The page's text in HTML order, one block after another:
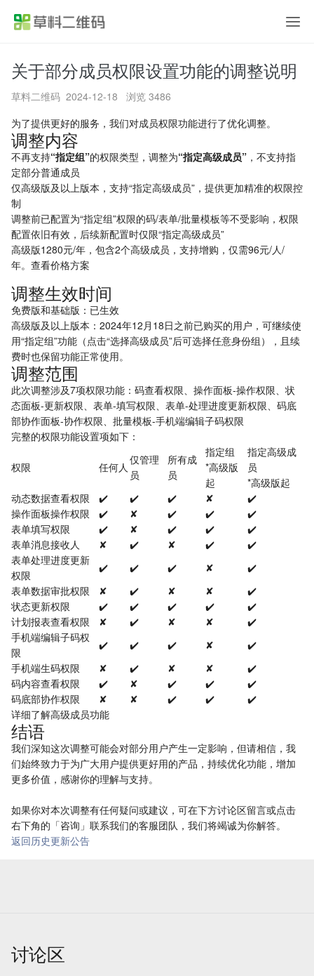
首页
产品功能
应用方案
行业案例
价格
帮助中心
关于草料
微信小程序体验感更佳，使用全部功能请前往电脑端
前往小程序
关于部分成员权限设置功能的调整说明
草料二维码 2024-12-18 浏览 3486
为了提供更好的服务，我们对成员权限功能进行了优化调整。
调整内容
不再支持“指定组”的权限类型，调整为“指定高级成员” ，不支持指
定部分普通成员
仅高级版及以上版本，支持“指定高级成员”，提供更加精准的权限控
制
调整前已配置为“指定组”权限的码/表单/批量模板等不受影响，权限
配置依旧有效，后续新配置时仅限“指定高级成员”
高级版1280元/年，包含2个高级成员，支持增购，仅需96元/人/
年。 查看价格方案
调整生效时间
免费版和基础版：已生效
高级版及以上版本：2024年12月18日之前已购买的用户，可继续使
用“指定组”功能（点击“选择高级成员”后可选择任意身份组），且续
费时也保留功能正常使用。
调整范围
此次调整涉及7项权限功能：码查看权限、操作面板-操作权限、状
态面板-更新权限、表单-填写权限、表单-处理进度更新权限、码底
部协作面板-协作权限、批量模板-手机端编辑子码权限
完整的权限功能设置项如下：
权限 任何人
仅管理
员
所有成
员
指定组
*高级版
起
指定高级成
员
*高级版起
动态数据查看权限
✔️ ✔️ ✔️ ✘
✔️
操作面板操作权限
✔️ ✘ ✔️ ✔️
✔️
表单填写权限
✔️ ✘ ✔️ ✔️
✔️
表单消息接收人
✘ ✔️ ✘ ✔️
✔️
表单处理进度更新
权限
✔️ ✔️ ✔️ ✘
✔️
表单数据审批权限
✘ ✔️ ✘ ✘
✔️
状态更新权限
✔️ ✔️ ✔️ ✔️
✔️
计划报表查看权限
✘ ✔️ ✘ ✘
✔️
手机端编辑子码权
限
✔️ ✔️ ✔️ ✘
✔️
手机端生码权限
✘ ✔️ ✘ ✘
✔️
码内容查看权限
✔️ ✘ ✔️ ✔️
✔️
码底部协作权限
✘ ✘ ✔️ ✔️
✔️
详细了解高级成员功能
结语
我们深知这次调整可能会对部分用户产生一定影响，但请相信，我
们始终致力于为广大用户提供更好用的产品，持续优化功能，增加
更多价值，感谢你的理解与支持。
如果你对本次调整有任何疑问或建议，可在下方讨论区留言或点击
右下角的「咨询」联系我们的客服团队，我们将竭诚为你解答。
返回历史更新公告
讨论区